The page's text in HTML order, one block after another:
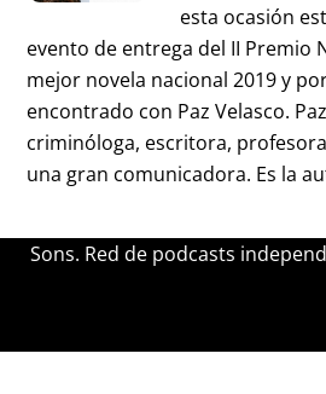
esta ocasión
evento de entrega del II Premio
mejor novela nacional 2019 y
encontrado con Paz Velasco.
criminóloga, escritora,
una gran comunicadora. Es la
Sons. Red de podcasts